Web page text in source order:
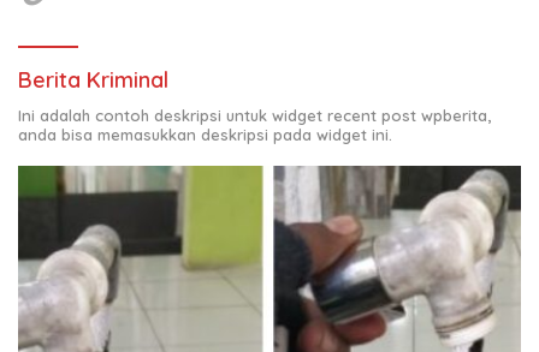
Berita Kriminal
Ini adalah contoh deskripsi untuk widget recent post wpberita,
anda bisa memasukkan deskripsi pada widget ini.